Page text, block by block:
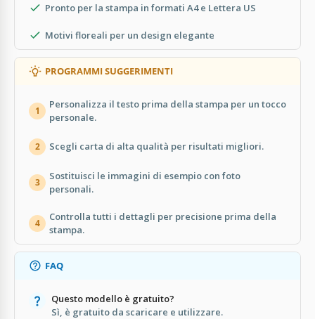
Pronto per la stampa in formati A4 e Lettera US
Motivi floreali per un design elegante
PROGRAMMI SUGGERIMENTI
1
Personalizza il testo prima della stampa per un tocco
personale.
2 Scegli carta di alta qualità per risultati migliori.
3
Sostituisci le immagini di esempio con foto
personali.
4
Controlla tutti i dettagli per precisione prima della
stampa.
FAQ
Questo modello è gratuito?
Sì, è gratuito da scaricare e utilizzare.